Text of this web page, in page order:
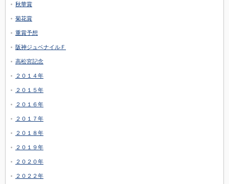
秋華賞
菊花賞
重賞予想
阪神ジュベナイルＦ
高松宮記念
２０１４年
２０１５年
２０１６年
２０１７年
２０１８年
２０１９年
２０２０年
２０２２年